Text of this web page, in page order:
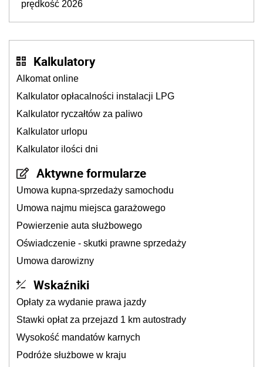
prędkość 2026
Kalkulatory
Alkomat online
Kalkulator opłacalności instalacji LPG
Kalkulator ryczałtów za paliwo
Kalkulator urlopu
Kalkulator ilości dni
Aktywne formularze
Umowa kupna-sprzedaży samochodu
Umowa najmu miejsca garażowego
Powierzenie auta służbowego
Oświadczenie - skutki prawne sprzedaży
Umowa darowizny
Wskaźniki
Opłaty za wydanie prawa jazdy
Stawki opłat za przejazd 1 km autostrady
Wysokość mandatów karnych
Podróże służbowe w kraju